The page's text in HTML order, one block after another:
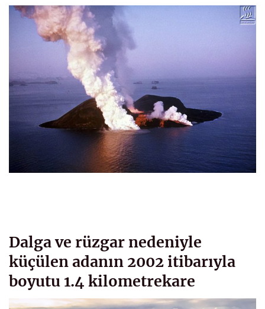
Dalga ve rüzgar nedeniyle
küçülen adanın 2002 itibarıyla
boyutu 1.4 kilometrekare